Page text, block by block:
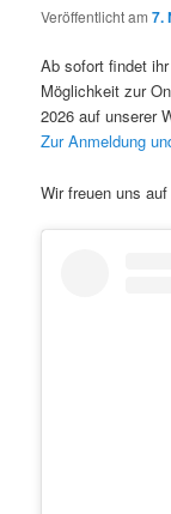
Veröffentlicht am7.
Ab sofort findet
Möglichkeit zur
2026 auf unserer
Zur Anmeldung
Wir freuen uns